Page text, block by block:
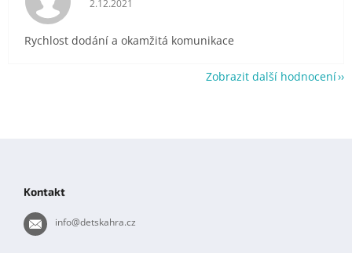
2.12.2021
Rychlost dodání a okamžitá komunikace
Zobrazit další hodnocení
Kontakt
info@detskahra.cz